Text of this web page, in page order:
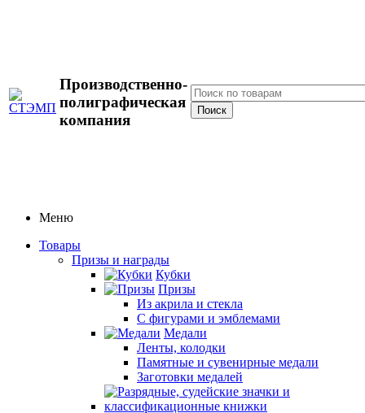
Производственно-
полиграфическая
компания
Меню
Товары
Призы и награды
Кубки
Призы
Из акрила и стекла
С фигурами и эмблемами
Медали
Ленты, колодки
Памятные и сувенирные медали
Заготовки медалей